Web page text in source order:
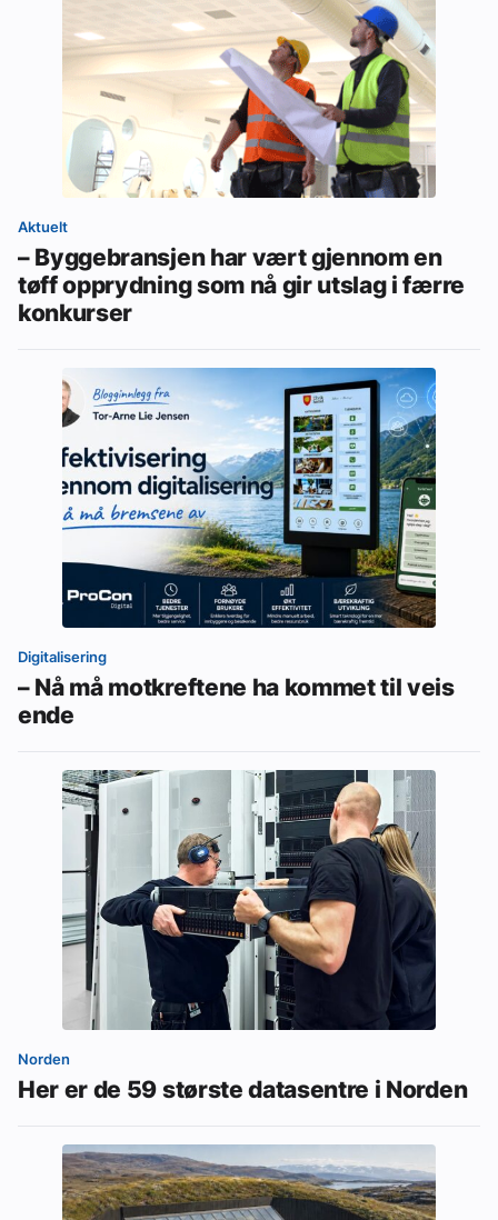
Aktuelt
– Byggebransjen har vært gjennom en
tøff opprydning som nå gir utslag i færre
konkurser
Digitalisering
– Nå må motkreftene ha kommet til veis
ende
Norden
Her er de 59 største datasentre i Norden